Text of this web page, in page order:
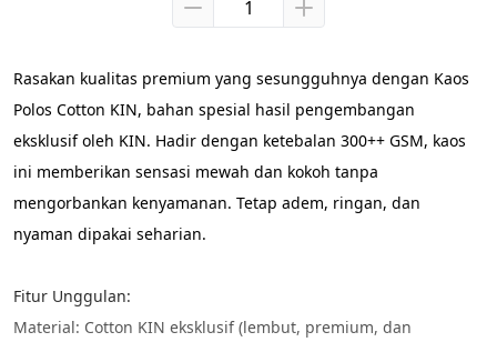
Rasakan kualitas premium yang sesungguhnya dengan Kaos
Polos Cotton KIN, bahan spesial hasil pengembangan
eksklusif oleh KIN. Hadir dengan ketebalan 300++ GSM, kaos
ini memberikan sensasi mewah dan kokoh tanpa
mengorbankan kenyamanan. Tetap adem, ringan, dan
nyaman dipakai seharian.
Fitur Unggulan:
Material: Cotton KIN eksklusif (lembut, premium, dan